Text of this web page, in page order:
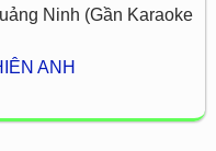
Ninh (Gần Karaoke
ANH